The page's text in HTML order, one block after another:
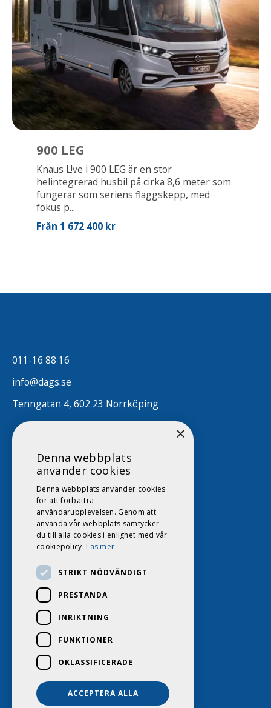
900 LEG
Knaus L!ve i 900 LEG är en stor
helintegrerad husbil på cirka 8,6 meter som
fungerar som seriens flaggskepp, med
fokus p...
Från 1 672 400 kr
011-16 88 16
info@dags.se
Tenngatan 4, 602 23 Norrköping
DAGS HUSVAGNSCENTER 2026. ALL RIGHTS RESERVED.
×
Denna webbplats
använder cookies
Denna webbplats använder cookies
för att förbättra
användarupplevelsen. Genom att
använda vår webbplats samtycker
du till alla cookies i enlighet med vår
cookiepolicy. Läs mer
STRIKT NÖDVÄNDIGT
PRESTANDA
INRIKTNING
FUNKTIONER
OKLASSIFICERADE
ACCEPTERA ALLA